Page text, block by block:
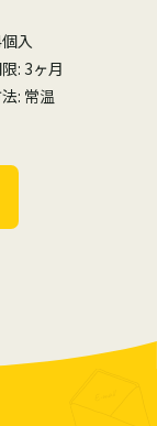
入
: 3ヶ月
: 常温